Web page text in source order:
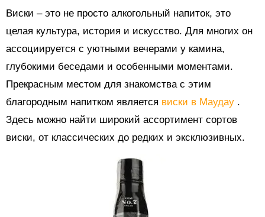
Виски – это не просто алкогольный напиток, это
целая культура, история и искусство. Для многих он
ассоциируется с уютными вечерами у камина,
глубокими беседами и особенными моментами.
Прекрасным местом для знакомства с этим
благородным напитком является виски в Маудау .
Здесь можно найти широкий ассортимент сортов
виски, от классических до редких и эксклюзивных.